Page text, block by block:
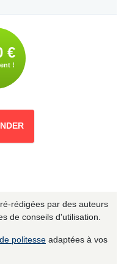
€
!
rédigées par des auteurs
de conseils d'utilisation.
politesse adaptées à vos